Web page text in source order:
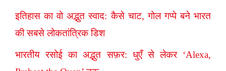
इतिहास का वो अद्भुत स्वाद: कैसे चाट, गोल गप्पे बने भारत
की सबसे लोकतांत्रिक डिश
भारतीय रसोई का अद्भुत सफ़र: धुएँ से लेकर ‘Alexa,